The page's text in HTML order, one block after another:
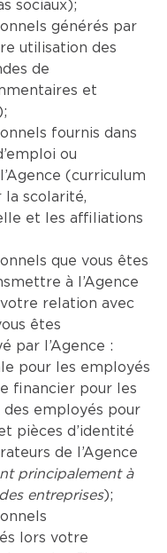
sociaux);
générés par
utilisation des
de
et
fournis dans
ou
(curriculum
la scolarité,
et les affiliations
que vous êtes
à l’Agence
relation avec
êtes
par l’Agence :
pour les employés
financier pour les
employés pour
pièces d’identité
de l’Agence
principalement à
entreprises);
lors votre